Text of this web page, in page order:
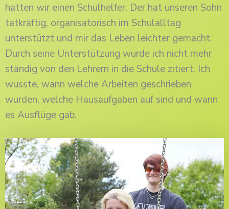
hatten wir einen Schulhelfer. Der hat unseren Sohn
tatkräftig, organisatorisch im Schulalltag
unterstützt und mir das Leben leichter gemacht.
Durch seine Unterstützung wurde ich nicht mehr
ständig von den Lehrern in die Schule zitiert. Ich
wusste, wann welche Arbeiten geschrieben
wurden, welche Hausaufgaben auf sind und wann
es Ausflüge gab.